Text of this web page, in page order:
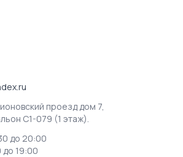
проезд дом 7,
С1-079 (1 этаж).
до 20:00
до 19:00